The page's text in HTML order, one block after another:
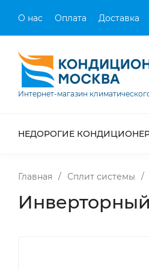
О нас Оплата Доставка
Интернет-магазин
НЕДОРОГИЕ
Главная / Сплит системы /